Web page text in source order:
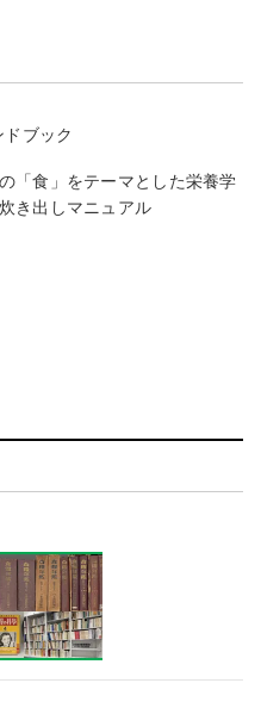
ブック
「食」をテーマとした栄養学
き出しマニュアル